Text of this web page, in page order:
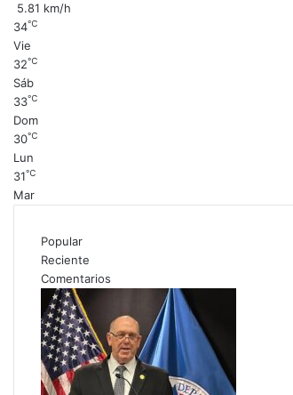
5.81 km/h
34℃
Vie
32℃
Sáb
33℃
Dom
30℃
Lun
31℃
Mar
Popular
Reciente
Comentarios